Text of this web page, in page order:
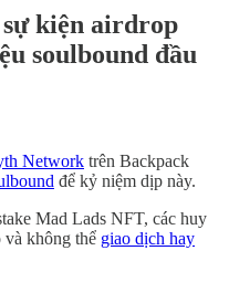
kiện airdrop
soulbound đầu
Network trên Backpack
để kỷ niệm dịp này.
Mad Lads NFT, các huy
không thể giao dịch hay